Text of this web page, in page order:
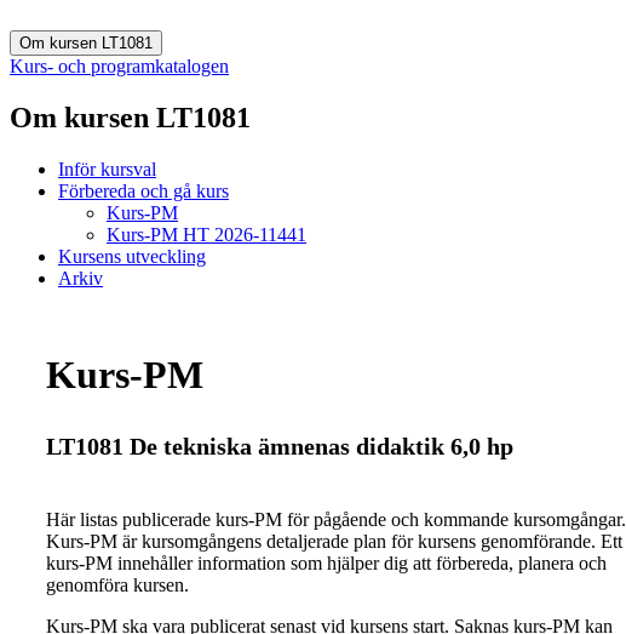
Om kursen LT1081
Kurs- och programkatalogen
Om kursen LT1081
Inför kursval
Förbereda och gå kurs
Kurs-PM
Kurs-PM HT 2026-11441
Kursens utveckling
Arkiv
Kurs-PM
LT1081 De tekniska ämnenas didaktik 6,0 hp
Här listas publicerade kurs-PM för pågående och kommande kursomgångar.
Kurs-PM är kursomgångens detaljerade plan för kursens genomförande. Ett
kurs-PM innehåller information som hjälper dig att förbereda, planera och
genomföra kursen.
Kurs-PM ska vara publicerat senast vid kursens start. Saknas kurs-PM kan